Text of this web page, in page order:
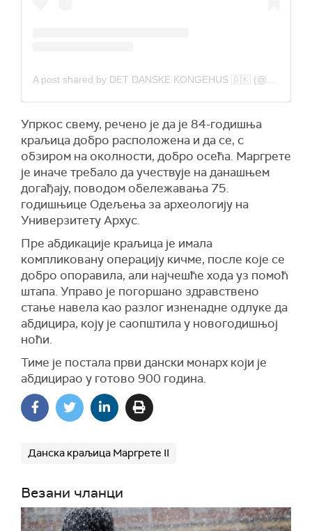
Упркос свему, речено је да је 84-годишња
краљица добро расположена и да се, с
обзиром на околности, добро осећа. Маргрете
је иначе требало да учествује на данашњем
догађају, поводом обележавања 75.
годишњице Одељења за археологију на
Универзитету Архус.
Пре абдикације краљица је имала
компликовану операцију кичме, после које се
добро опоравила, али најчешће хода уз помоћ
штапа. Управо је погоршано здравствено
стање навела као разлог изненадне одлуке да
абдицира, коју је саопштила у новогодишњој
ноћи.
Тиме је постала први дански монарх који је
абдицирао у готово 900 година.
Данска краљица Маргрете II
Везани чланци